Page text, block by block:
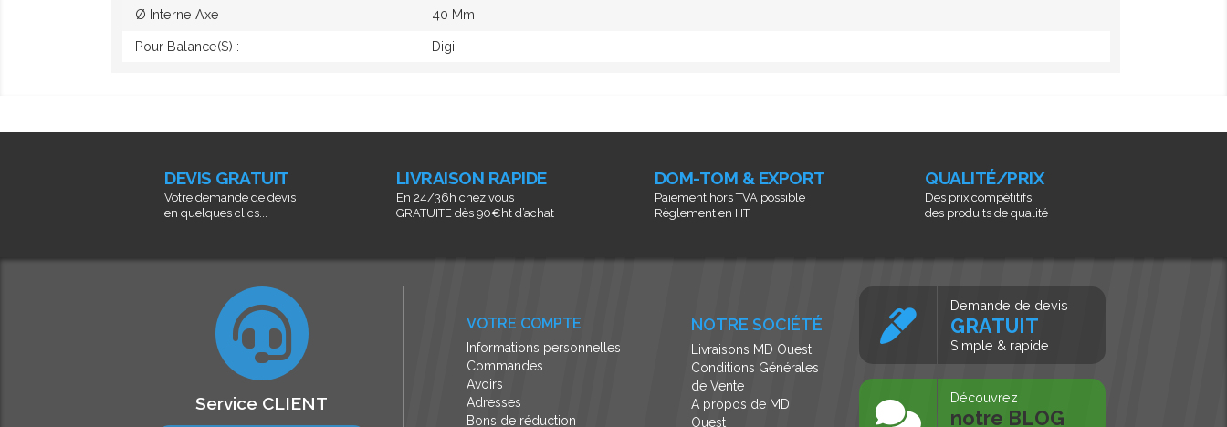
Ø Interne Axe 40 Mm
Pour Balance(s) : Digi
DEVIS GRATUIT
Votre demande de devis
en quelques clics...
LIVRAISON RAPIDE
En 24/36h chez vous
GRATUITE dès 90€ht d’achat
DOM-TOM & EXPORT
Paiement hors TVA possible
Règlement en HT
QUALITÉ/PRIX
Des prix compétitifs,
des produits de qualité
NOTRE SOCIÉTÉ
Livraisons MD Ouest
Conditions Générales
de Vente
A propos de MD
Ouest
VOTRE COMPTE
Informations personnelles
Commandes
Avoirs
Adresses
Bons de réduction
Service CLIENT
Demande de devis
GRATUIT
Simple & rapide
Découvrez
notre BLOG